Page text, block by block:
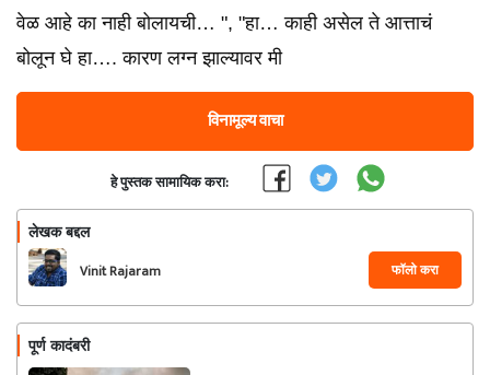
वेळ आहे का नाही बोलायची… ", "हा… काही असेल ते आत्ताचं
बोलून घे हा…. कारण लग्न झाल्यावर मी
विनामूल्य वाचा
हे पुस्तक सामायिक करा:
लेखक बद्दल
Vinit Rajaram
Dhanawade
फॉलो करा
पूर्ण कादंबरी